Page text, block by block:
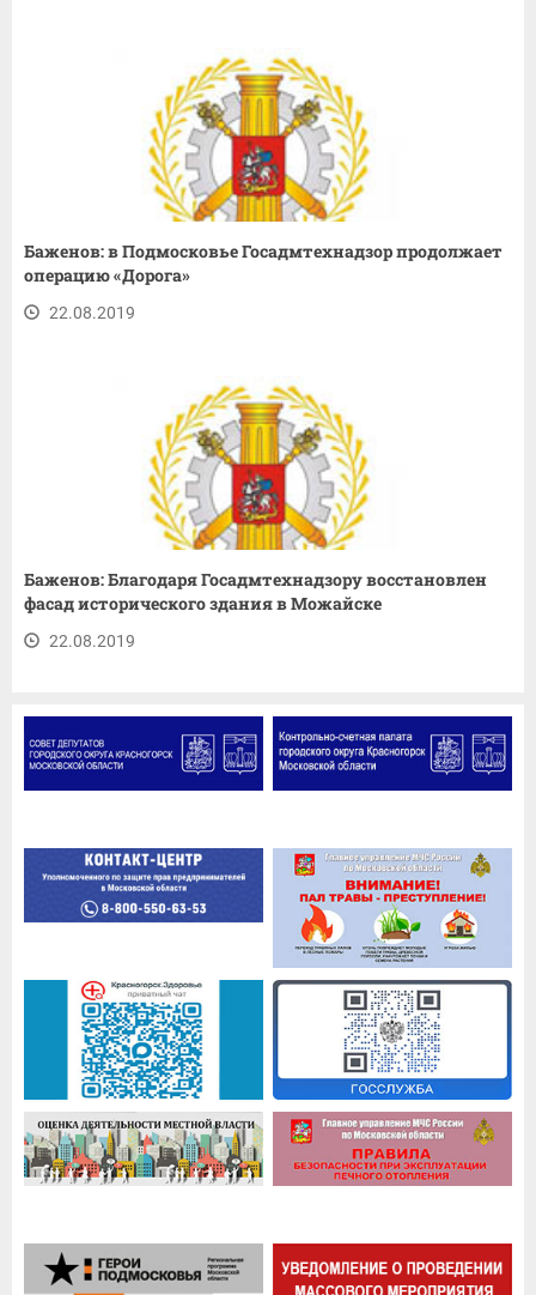
Баженов: в Подмосковье Госадмтехнадзор продолжает
операцию «Дорога»
22.08.2019
Баженов: Благодаря Госадмтехнадзору восстановлен
фасад исторического здания в Можайске
22.08.2019